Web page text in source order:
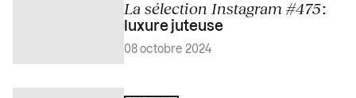
La sélection Instagram #475:
luxure juteuse
08 octobre 2024